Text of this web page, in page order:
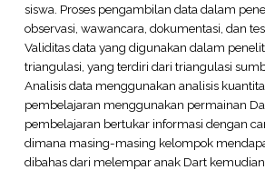
siswa. Proses pengambilan data dalam
observasi, wawancara, dokumentasi, dan
Validitas data yang digunakan dalam
triangulasi, yang terdiri dari triangulasi
Analisis data menggunakan analisis
pembelajaran menggunakan permainan
pembelajaran bertukar informasi dengan
dimana masing-masing kelompok
dibahas dari melempar anak Dart